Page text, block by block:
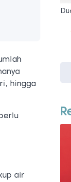
hingga
air